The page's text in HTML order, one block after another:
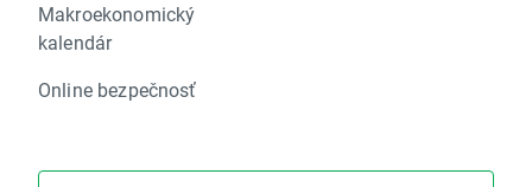
Makroekonomický
kalendár
Online bezpečnosť